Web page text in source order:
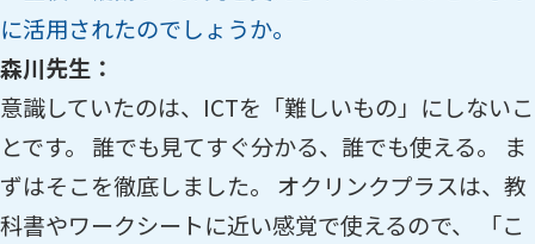
に活用されたのでしょうか。
森川先生：
意識していたのは、ICTを「難しいもの」にしないこ
とです。 誰でも見てすぐ分かる、誰でも使える。 ま
ずはそこを徹底しました。 オクリンクプラスは、教
科書やワークシートに近い感覚で使えるので、 「こ